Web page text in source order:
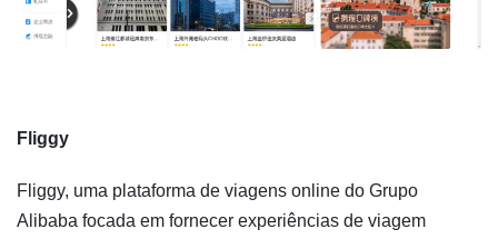
Fliggy
Fliggy, uma plataforma de viagens online do Grupo
Alibaba focada em fornecer experiências de viagem